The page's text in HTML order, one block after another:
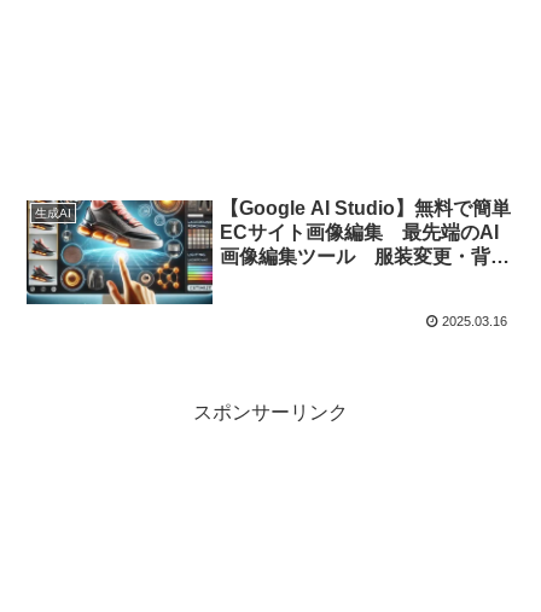
生成AI
【Google AI Studio】無料で簡単
ECサイト画像編集 最先端のAI
画像編集ツール 服装変更・背景
2025.03.16
スポンサーリンク